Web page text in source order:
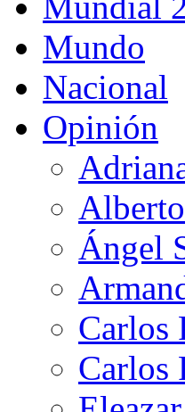
Mundo
Nacional
Opinión
Ángel
Carlos
Carlos